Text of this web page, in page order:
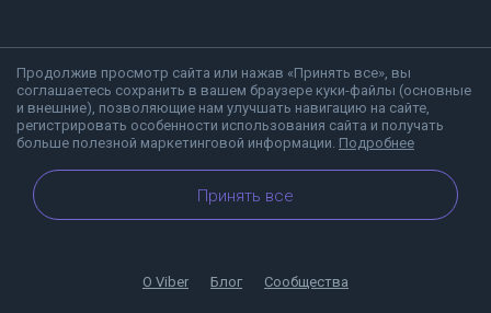
Продолжив просмотр сайта или нажав «Принять все», вы
соглашаетесь сохранить в вашем браузере куки-файлы (основные
и внешние), позволяющие нам улучшать навигацию на сайте,
регистрировать особенности использования сайта и получать
больше полезной маркетинговой информации. Подробнее
Принять все
О Viber Блог Сообщества